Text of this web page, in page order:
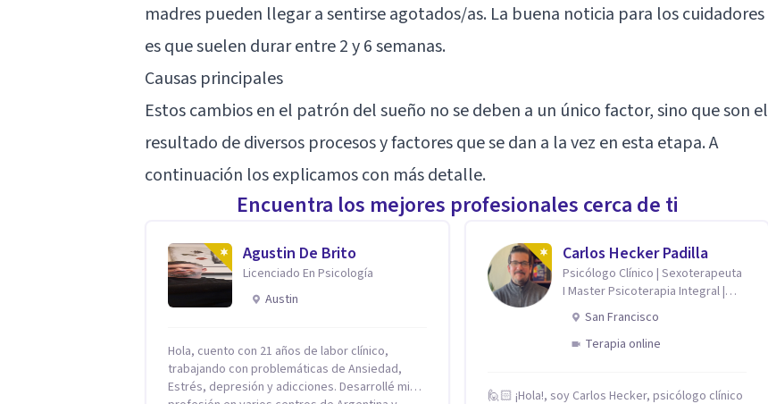
madres pueden llegar a sentirse agotados/as. La buena noticia para los cuidadores
es que suelen durar entre 2 y 6 semanas.
Causas principales
Estos cambios en el patrón del sueño no se deben a un único factor, sino que son el
resultado de diversos procesos y factores que se dan a la vez en esta etapa. A
continuación los explicamos con más detalle.
Encuentra los mejores profesionales cerca de ti
Agustin De Brito
Licenciado En Psicología
Austin
Hola, cuento con 21 años de labor clínico,
trabajando con problemáticas de Ansiedad,
Estrés, depresión y adicciones. Desarrollé mi
Carlos Hecker Padilla
Psicólogo Clínico | Sexoterapeuta
I Master Psicoterapia Integral |
Terapeuta de Pareja
San Francisco
Terapia online
🙋🏻 ¡Hola!, soy Carlos Hecker, psicólogo clínico